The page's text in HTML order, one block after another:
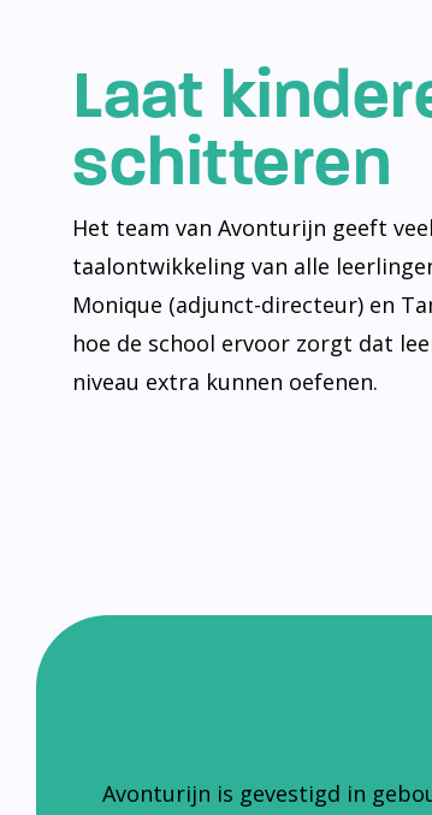
Laat
schitteren
Het team van Avonturijn geeft
taalontwikkeling van alle
Monique (adjunct-directeur) en
hoe de school ervoor zorgt dat
niveau extra kunnen oefenen.
Avonturijn is gevestigd in